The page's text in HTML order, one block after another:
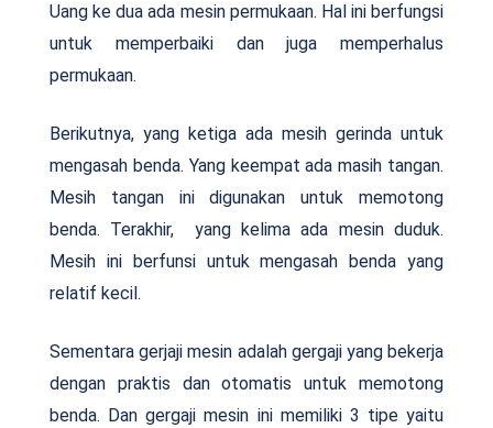
Uang ke dua ada mesin permukaan. Hal ini berfungsi
untuk memperbaiki dan juga memperhalus
permukaan.
Berikutnya, yang ketiga ada mesih gerinda untuk
mengasah benda. Yang keempat ada masih tangan.
Mesih tangan ini digunakan untuk memotong
benda. Terakhir, yang kelima ada mesin duduk.
Mesih ini berfunsi untuk mengasah benda yang
relatif kecil.
Sementara gerjaji mesin adalah gergaji yang bekerja
dengan praktis dan otomatis untuk memotong
benda. Dan gergaji mesin ini memiliki 3 tipe yaitu